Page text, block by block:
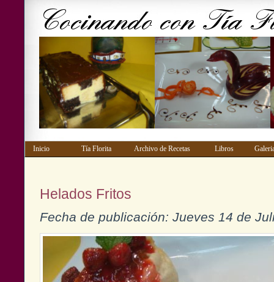
Inicio Tía Florita Archivo de Recetas Libros
Helados Fritos
Fecha de publicación: Jueves 14 de